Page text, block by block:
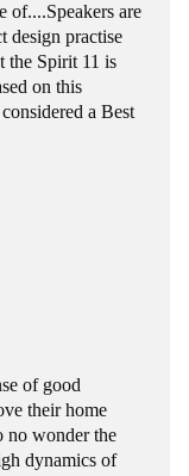
of....Speakers are
design practise
the Spirit 11 is
on this
a Best
of good
their home
no wonder the
dynamics of